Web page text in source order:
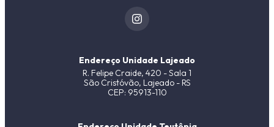
Endereço Unidade Lajeado
R. Felipe Craide, 420 - Sala 1
São Cristóvão, Lajeado - RS
CEP: 95913-110